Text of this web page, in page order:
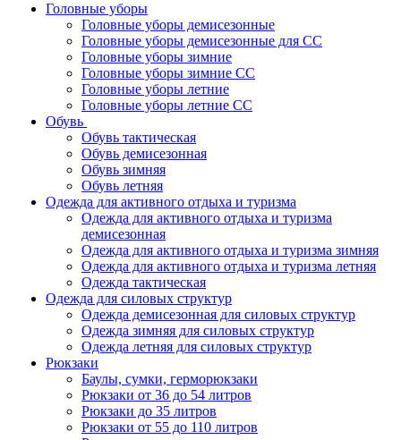
Головные уборы
Головные уборы демисезонные
Головные уборы демисезонные для СС
Головные уборы зимние
Головные уборы зимние СС
Головные уборы летние
Головные уборы летние СС
Обувь
Обувь тактическая
Обувь демисезонная
Обувь зимняя
Обувь летняя
Одежда для активного отдыха и туризма
Одежда для активного отдыха и туризма
демисезонная
Одежда для активного отдыха и туризма зимняя
Одежда для активного отдыха и туризма летняя
Одежда тактическая
Одежда для силовых структур
Одежда демисезонная для силовых структур
Одежда зимняя для силовых структур
Одежда летняя для силовых структур
Рюкзаки
Баулы, сумки, герморюкзаки
Рюкзаки от 36 до 54 литров
Рюкзаки до 35 литров
Рюкзаки от 55 до 110 литров